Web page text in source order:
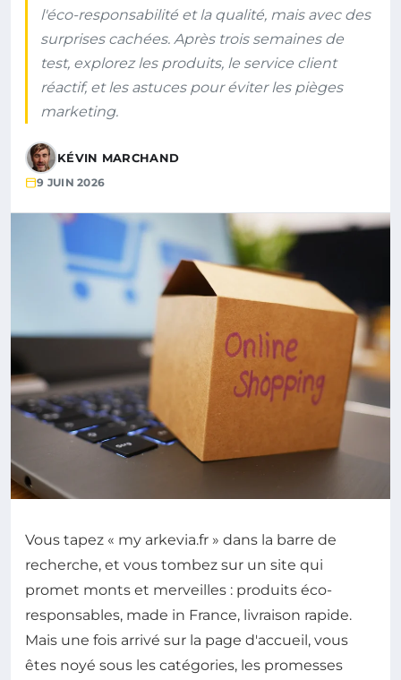
l'éco-responsabilité et la qualité, mais avec des
surprises cachées. Après trois semaines de
test, explorez les produits, le service client
réactif, et les astuces pour éviter les pièges
marketing.
KÉVIN MARCHAND
9 JUIN 2026
Vous tapez « my arkevia.fr » dans la barre de
recherche, et vous tombez sur un site qui
promet monts et merveilles : produits éco-
responsables, made in France, livraison rapide.
Mais une fois arrivé sur la page d'accueil, vous
êtes noyé sous les catégories, les promesses